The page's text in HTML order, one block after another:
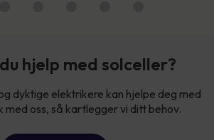
hjelp med solceller?
dyktige elektrikere kan hjelpe deg med
med oss, så kartlegger vi ditt behov.